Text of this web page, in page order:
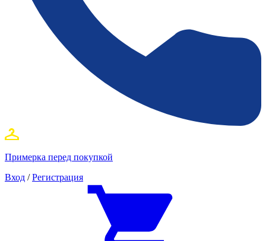
Примерка перед покупкой
Вход / Регистрация